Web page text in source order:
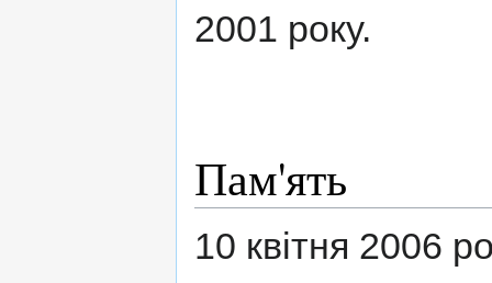
2001 року.
Пам'ять
10 квітня 2006